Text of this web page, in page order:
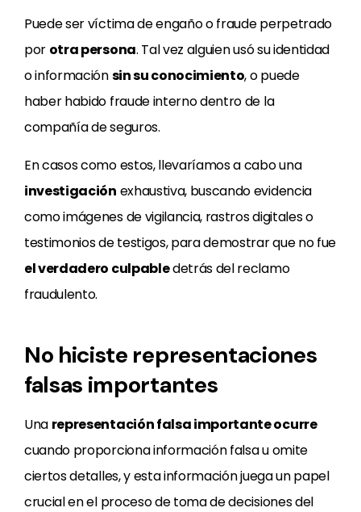
Puede ser víctima de engaño o fraude perpetrado
por otra persona. Tal vez alguien usó su identidad
o informaciónsin su conocimiento, o puede
haber habido fraude interno dentro de la
compañía de seguros.
En casos como estos, llevaríamos a cabo una
investigación exhaustiva, buscando evidencia
como imágenes de vigilancia, rastros digitales o
testimonios de testigos, para demostrar que no fue
el verdadero culpabledetrás del reclamo
fraudulento.
No hiciste representaciones
falsas importantes
Una representación falsa importante ocurre
cuando proporciona información falsa u omite
ciertos detalles, y esta información juega un papel
crucial en el proceso de toma de decisiones del